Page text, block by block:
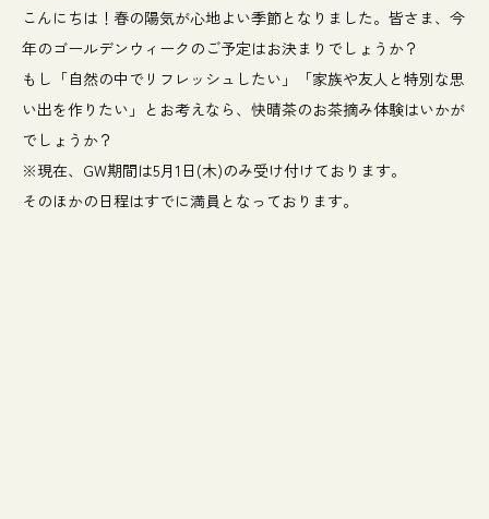
こんにちは！春の陽気が心地よい季節となりました。皆さま、今
年のゴールデンウィークのご予定はお決まりでしょうか？
もし「自然の中でリフレッシュしたい」「家族や友人と特別な思
い出を作りたい」とお考えなら、快晴茶のお茶摘み体験はいかが
でしょうか？
※現在、GW期間は5月1日(木)のみ受け付けております。
そのほかの日程はすでに満員となっております。